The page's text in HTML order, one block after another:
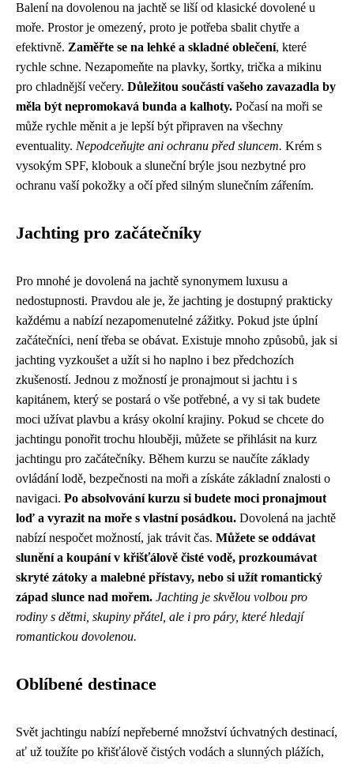
Balení na dovolenou na jachtě se liší od klasické dovolené u
moře. Prostor je omezený, proto je potřeba sbalit chytře a
efektivně. Zaměřte se na lehké a skladné oblečení, které
rychle schne. Nezapomeňte na plavky, šortky, trička a mikinu
pro chladnější večery. Důležitou součástí vašeho zavazadla by
měla být nepromokavá bunda a kalhoty. Počasí na moři se
může rychle měnit a je lepší být připraven na všechny
eventuality. Nepodceňujte ani ochranu před sluncem. Krém s
vysokým SPF, klobouk a sluneční brýle jsou nezbytné pro
ochranu vaší pokožky a očí před silným slunečním zářením.
Jachting pro začátečníky
Pro mnohé je dovolená na jachtě synonymem luxusu a
nedostupnosti. Pravdou ale je, že jachting je dostupný prakticky
každému a nabízí nezapomenutelné zážitky. Pokud jste úplní
začátečníci, není třeba se obávat. Existuje mnoho způsobů, jak si
jachting vyzkoušet a užít si ho naplno i bez předchozích
zkušeností. Jednou z možností je pronajmout si jachtu i s
kapitánem, který se postará o vše potřebné, a vy si tak budete
moci užívat plavbu a krásy okolní krajiny. Pokud se chcete do
jachtingu ponořit trochu hlouběji, můžete se přihlásit na kurz
jachtingu pro začátečníky. Během kurzu se naučíte základy
ovládání lodě, bezpečnosti na moři a získáte základní znalosti o
navigaci. Po absolvování kurzu si budete moci pronajmout
loď a vyrazit na moře s vlastní posádkou. Dovolená na jachtě
nabízí nespočet možností, jak trávit čas. Můžete se oddávat
slunění a koupání v křišťálově čisté vodě, prozkoumávat
skryté zátoky a malebné přístavy, nebo si užít romantický
západ slunce nad mořem. Jachting je skvělou volbou pro
rodiny s dětmi, skupiny přátel, ale i pro páry, které hledají
romantickou dovolenou.
Oblíbené destinace
Svět jachtingu nabízí nepřeberné množství úchvatných destinací,
ať už toužíte po křišťálově čistých vodách a slunných plážích,